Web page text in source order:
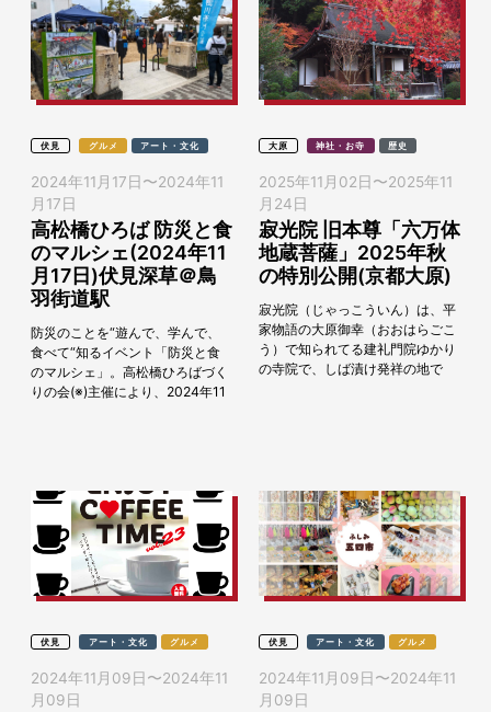
伏見 グルメ アート・文化
2024年11月17日 〜2024年11
月17日
高松橋ひろば 防災と食
のマルシェ(2024年11
月17日)伏見深草＠鳥
羽街道駅
防災のことを“遊んで、学んで、
食べて“知るイベント「防災と食
のマルシェ」。高松橋ひろばづく
りの会(※)主催により、2024年11
大原 神社・お寺 歴史
2025年11月02日 〜2025年11
月24日
寂光院 旧本尊「六万体
地蔵菩薩」2025年秋
の特別公開(京都大原)
寂光院（じゃっこういん）は、平
家物語の大原御幸（おおはらごこ
う）で知られてる建礼門院ゆかり
の寺院で、しば漬け発祥の地で
伏見 アート・文化 グルメ
2024年11月09日 〜2024年11
月09日
伏見 アート・文化 グルメ
2024年11月09日 〜2024年11
月09日